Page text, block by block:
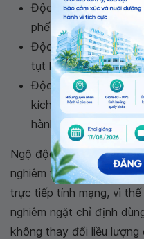
Độc trên hệ hô hấp:
phế quản, nhiễm
Độc trên hệ tim
tụt huyết áp, kẹt thể
Độc hệ thần kinh
kích động, ảo giác,
hành vi, ngủ lịm...;
Ngộ độc thuốc chống
nghiêm trọng đến sức
trực tiếp tính mạng, vì
nghiêm ngặt chỉ định
không thay đổi liều